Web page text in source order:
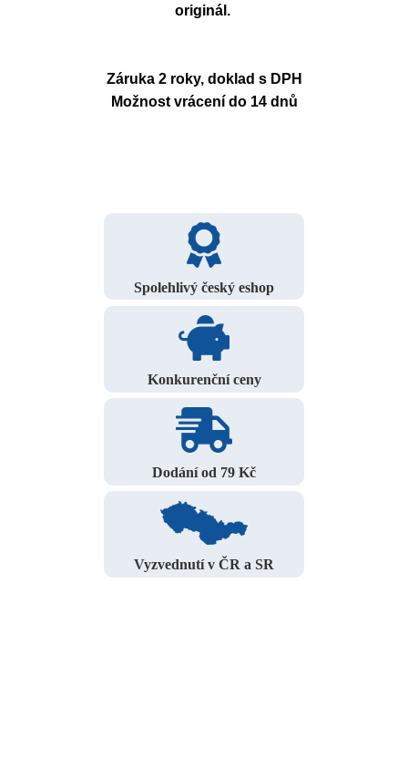
originál.
Záruka 2 roky, doklad s DPH
Možnost vrácení do 14 dnů
Spolehlivý český eshop
Konkurenční ceny
Dodání od 79 Kč
Vyzvednutí v ČR a SR